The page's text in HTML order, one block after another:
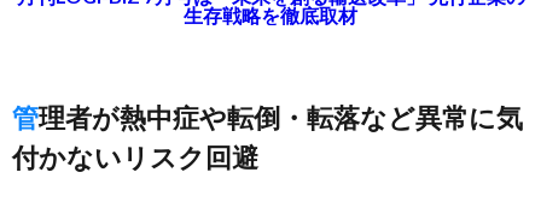
生存戦略を徹底取材
管理者が熱中症や転倒・転落など異常に気
付かないリスク回避